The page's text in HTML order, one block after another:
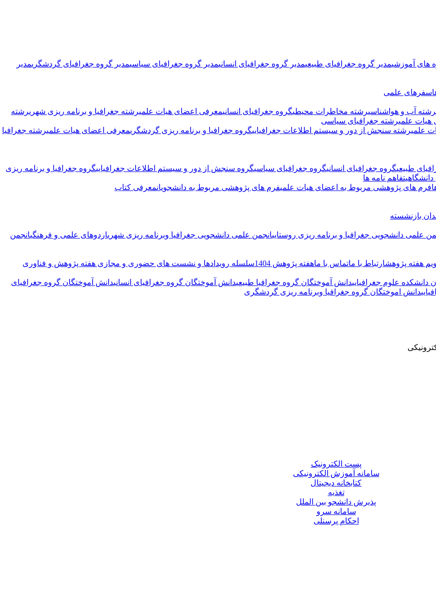
های آموزشیمدیر گروه جغرافیای طبیعیمدیر گروه جغرافیای انسانیمدیر گروه جغرافیای سیاسیمدیر گروه جغرافیای گردشگریمدیر
سفرهای علمی
رشته آب و هواشناسیرشته مخاطرات محیطیگروه جغرافیای انسانیمعرفی اعضای هیات علمیرشته جغرافیا و برنامه ریزی شهریرشته
علمیرشته جغرافیای سیاسی
علمیرشته سنجش از دور و سیستم اطلاعات جغرافیاییگروه جغرافیا و برنامه ریزی گردشگریمعرفی اعضای هیات علمیرشته جغرافیا
طبیعیگروه جغرافیای انسانیگروه جغرافیای سیاسیگروه سنجش از دور و سیستم اطلاعات جغرافیاییگروه جغرافیا و برنامه ریزی
تفاهم نامه ها
فرم های پژوهشی مربوط به اعضای هیات علمیفرم های پژوهشی مربوط به دانشجویانمعرفی کتاب
بازنشسته
علمی دانشجویی جغرافیا و برنامه ریزی روستاییانجمن علمی دانشجویی جغرافیا وبرنامه ریزی شهریاردوهای علمی و فرهنگیانجمن
هفته پژوهشارتباط با ماتماس با ماهفته پژوهش 1404
سلسله رویدادها و نشست های حضوری و مجازی هفته پژوهش و فناوری
دانشکده علوم جغرافیاییدانش آموختگان گروه جغرافیا طبیعیدانش آموختگان گروه جغرافیای انسانیدانش آموختگان گروه جغرافیای
دانش اموختگان گروه جغرافیا وبرنامه ریزی گردشگری
پست الکترونیک
سامانه آموزش الکترونیکی
کتابخانه دیجیتال
تغذیه
پذیرش دانشجو بین الملل
سامانه سرو
احکام پرسنلی